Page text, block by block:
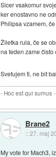
Sicer vsakomur
ker enostavno ne
Philipsa vzamem,
Žiletka rula, če se
na teden zame
Svetujem ti, ne bit
- Hoc est qui sumus -
Brane2
::27. maj
My vote for Mach3,